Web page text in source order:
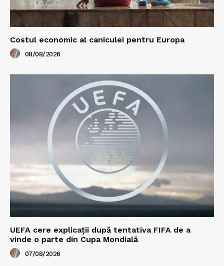
Costul economic al caniculei pentru Europa
08/08/2026
UEFA cere explicații după tentativa FIFA de a
vinde o parte din Cupa Mondială
07/08/2026